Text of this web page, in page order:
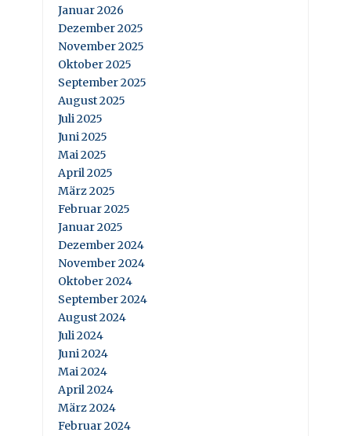
Januar 2026
Dezember 2025
November 2025
Oktober 2025
September 2025
August 2025
Juli 2025
Juni 2025
Mai 2025
April 2025
März 2025
Februar 2025
Januar 2025
Dezember 2024
November 2024
Oktober 2024
September 2024
August 2024
Juli 2024
Juni 2024
Mai 2024
April 2024
März 2024
Februar 2024